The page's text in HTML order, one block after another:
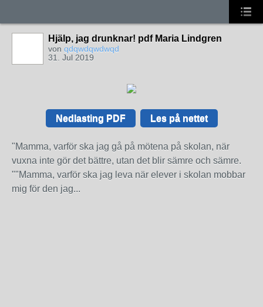
Hjälp, jag drunknar! pdf Maria Lindgren
von qdqwdqwdwqd
31. Jul 2019
Nedlasting PDF Les på nettet
"Mamma, varför ska jag gå på mötena på skolan, när
vuxna inte gör det bättre, utan det blir sämre och sämre.
""Mamma, varför ska jag leva när elever i skolan mobbar
mig för den jag...